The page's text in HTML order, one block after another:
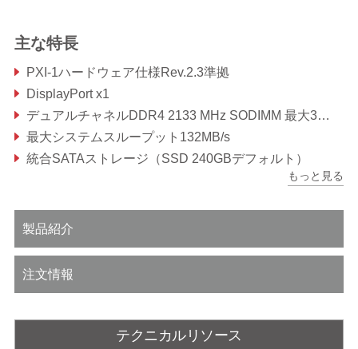
主な特長
PXI-1ハードウェア仕様Rev.2.3準拠
DisplayPort x1
デュアルチャネルDDR4 2133 MHz SODIMM 最大32GB
最大システムスループット132MB/s
統合SATAストレージ（SSD 240GBデフォルト）
もっと見る
製品紹介
注文情報
テクニカルリソース